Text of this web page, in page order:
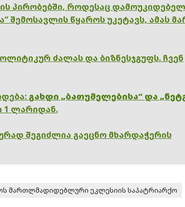
პირობებში, როდესაც დამოუკიდებელ
შემოსავლის წყაროს უკეტავს, ამას
ძალას და ბიზნესჯგუფს. ჩვენ
გახდი „ბათუმელებისა“ და
1 ლარიდან.
შეგიძლია გაეცნო მხარდაჭერის
მართლმადიდებლური ეკლესიის საპატრიარქო